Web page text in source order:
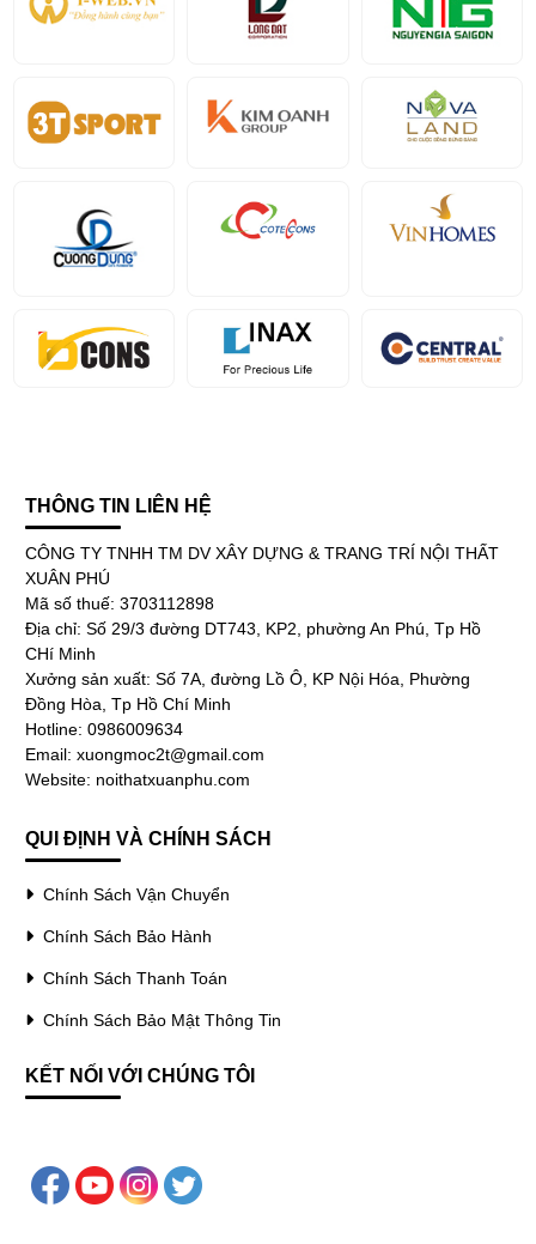
THÔNG TIN LIÊN HỆ
CÔNG TY TNHH TM DV XÂY DỰNG & TRANG TRÍ NỘI THẤT
XUÂN PHÚ
Mã số thuế: 3703112898
Địa chỉ: Số 29/3 đường DT743, KP2, phường An Phú, Tp Hồ
CHí Minh
Xưởng sản xuất: Số 7A, đường Lồ Ô, KP Nội Hóa, Phường
Đồng Hòa, Tp Hồ Chí Minh
Hotline: 0986009634
Email: xuongmoc2t@gmail.com
Website: noithatxuanphu.com
QUI ĐỊNH VÀ CHÍNH SÁCH
Chính Sách Vận Chuyển
Chính Sách Bảo Hành
Chính Sách Thanh Toán
Chính Sách Bảo Mật Thông Tin
KẾT NỐI VỚI CHÚNG TÔI